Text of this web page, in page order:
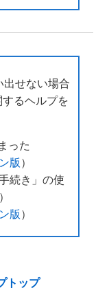
せない場合
るヘルプを
った
版）
続き」の使
版）
トップ